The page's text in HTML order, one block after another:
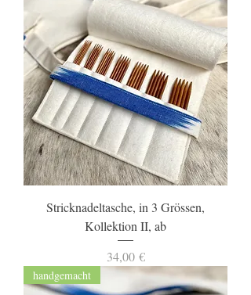
Stricknadeltasche, in 3 Grössen,
Kollektion II, ab
Preis
34,00 €
handgemacht